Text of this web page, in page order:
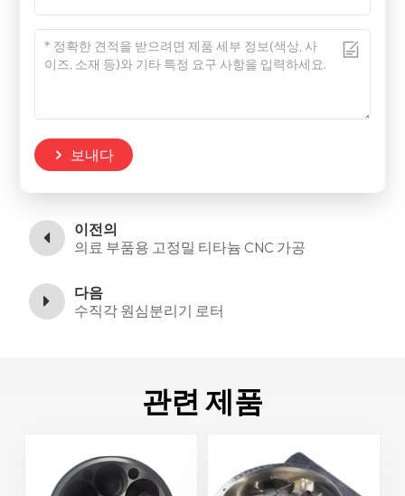
보내다
이전의
의료 부품용 고정밀 티타늄 CNC 가공
다음
수직각 원심분리기 로터
관련 제품